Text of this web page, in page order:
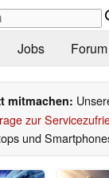
Jobs Forum
mitmachen:
zur
und